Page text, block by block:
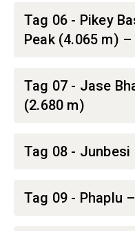
Tag 06 - Pikey
Peak (4.065 m)
Tag 07 - Jase
(2.680 m)
Tag 08 - Junbesi
Tag 09 - Phaplu